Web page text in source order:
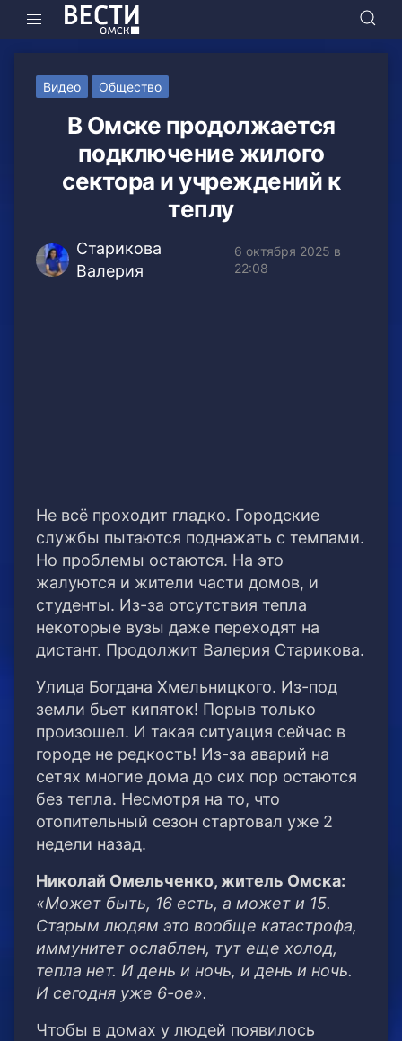
Видео Общество
В Омске продолжается
подключение жилого
сектора и учреждений к
теплу
Старикова
Валерия
6 октября 2025 в
22:08
Не всё проходит гладко. Городские
службы пытаются поднажать с темпами.
Но проблемы остаются. На это
жалуются и жители части домов, и
студенты. Из-за отсутствия тепла
некоторые вузы даже переходят на
дистант. Продолжит Валерия Старикова.
Улица Богдана Хмельницкого. Из-под
земли бьет кипяток! Порыв только
произошел. И такая ситуация сейчас в
городе не редкость! Из-за аварий на
сетях многие дома до сих пор остаются
без тепла. Несмотря на то, что
отопительный сезон стартовал уже 2
недели назад.
Николай Омельченко, житель Омска:
«Может быть, 16 есть, а может и 15.
Старым людям это вообще катастрофа,
иммунитет ослаблен, тут еще холод,
тепла нет. И день и ночь, и день и ночь.
И сегодня уже 6-ое».
Чтобы в домах у людей появилось